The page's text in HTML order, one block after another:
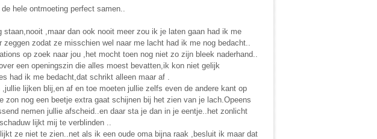
de hele ontmoeting perfect samen..
,maar dan ook nooit meer zou ik je laten gaan had ik me
zeggen zodat ze misschien wel naar me lacht had ik me nog bedacht..
op zoek naar jou ,het mocht toen nog niet zo zijn bleek naderhand..
een openingszin die alles moest bevatten,ik kon niet gelijk
had ik me bedacht,dat schrikt alleen maar af .
lijken blij,en af en toe moeten jullie zelfs even de andere kant op
nog een beetje extra gaat schijnen bij het zien van je lach.Opeens
nemen jullie afscheid..en daar sta je dan in je eentje..het zonlicht
lijkt mij te verblinden ..
ze niet te zien..net als ik een oude oma bijna raak ,besluit ik maar dat